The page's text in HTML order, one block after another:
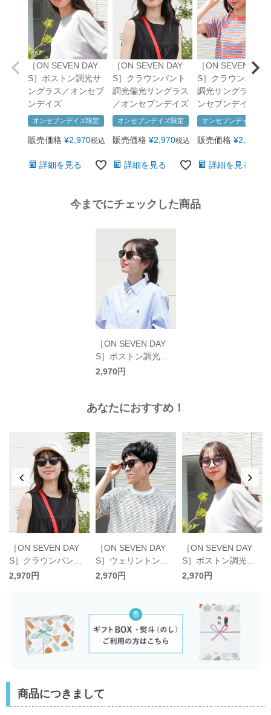
［ON SEVEN DAY
S］ボストン調光サ
ングラス／オンセブ
ンデイズ
オンセブンデイズ限定
販売価格 ¥2,970税込
詳細を見る
［ON SEVEN DAY
S］クラウンパント
調光偏光サングラス
／オンセブンデイズ
オンセブンデイズ限定
販売価格 ¥2,970税込
詳細を見る
［ON SEVEN DAY
S］クラウンパント
調光サングラス／
ンセブンデイズ
オンセブンデイズ限定
販売価格 ¥2,970
詳細を見る
今までにチェックした商品
［ON SEVEN DAY
S］ボストン調光偏
光サングラス／オン
2,970円
あなたにおすすめ！
［ON SEVEN DAY
S］クラウンパント
調光偏光サングラス
2,970円
［ON SEVEN DAY
S］ウェリントン調
光偏光サングラス／
2,970円
［ON SEVEN DAY
S］ボストン調光サ
ングラス／オンセブ
2,970円
商品につきまして